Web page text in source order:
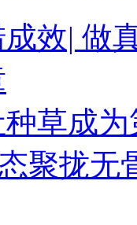
效| 做
草成
聚拢